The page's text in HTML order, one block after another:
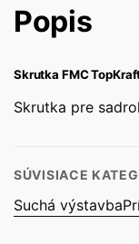
Popis
Skrutka FMC
Skrutka pre
SÚVISIACE
Suchá výstavba